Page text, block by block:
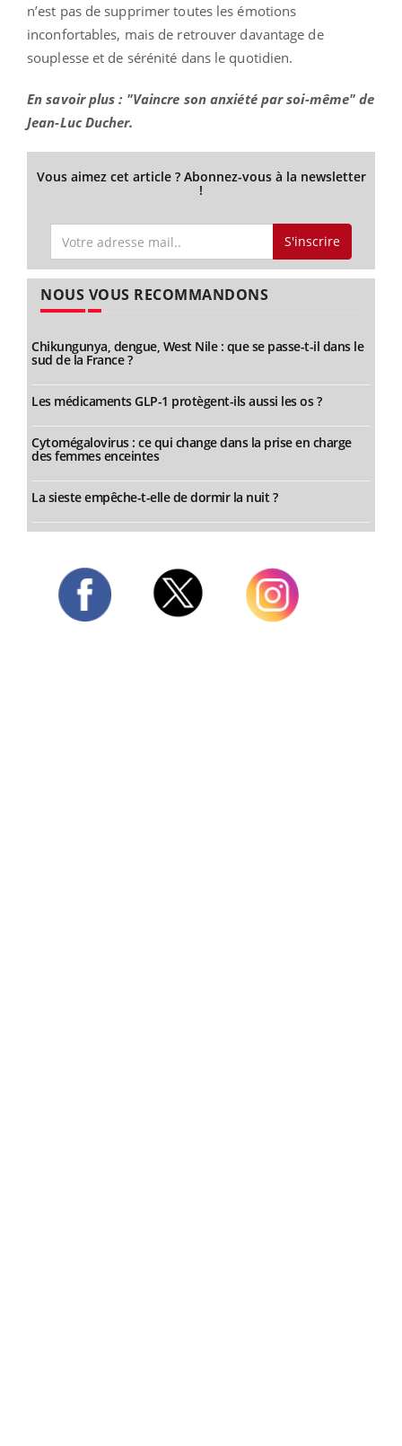
n’est pas de supprimer toutes les émotions
inconfortables, mais de retrouver davantage de
souplesse et de sérénité dans le quotidien.
En savoir plus : "Vaincre son anxiété par soi-même" de
Jean-Luc Ducher.
Vous aimez cet article ? Abonnez-vous à la newsletter
!
S'inscrire
NOUS VOUS RECOMMANDONS
Chikungunya, dengue, West Nile : que se passe-t-il dans le
sud de la France ?
Les médicaments GLP-1 protègent-ils aussi les os ?
Cytomégalovirus : ce qui change dans la prise en charge
des femmes enceintes
La sieste empêche-t-elle de dormir la nuit ?